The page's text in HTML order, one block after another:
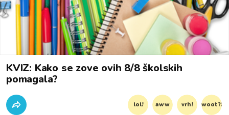
KVIZ: Kako se zove ovih 8/8 školskih
pomagala?
lol! aww vrh! woot?!